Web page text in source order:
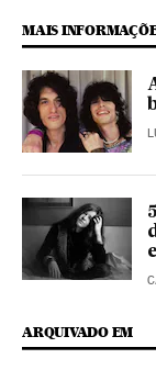
MAIS
ARQUIVADO EM